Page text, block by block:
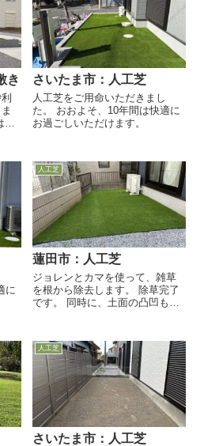
き さいたま市：人工芝
人工芝をご用命いただきまし
た。 おおよそ、10年間は快適に
お過ごしいただけます。
人工芝
蓮田市：人工芝
ジョレンとカマを使って、雑草
を根から除去します。 除草完了
です。 同時に、土面の凸凹も均
す。 下地材を敷いただけではフ
カフカの状態なの...
人工芝
さいたま市：人工芝